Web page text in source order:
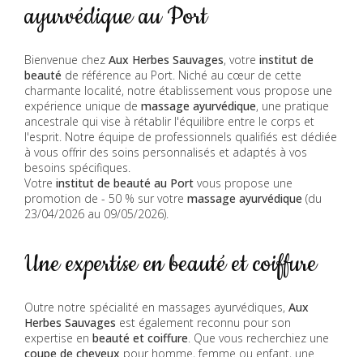
ayurvédique au Port
Bienvenue chez Aux Herbes Sauvages, votre institut de
beauté de référence au Port. Niché au cœur de cette
charmante localité, notre établissement vous propose une
expérience unique de massage ayurvédique, une pratique
ancestrale qui vise à rétablir l'équilibre entre le corps et
l'esprit. Notre équipe de professionnels qualifiés est dédiée
à vous offrir des soins personnalisés et adaptés à vos
besoins spécifiques.
Votre institut de beauté au Port vous propose une
promotion de - 50 % sur votre massage ayurvédique (du
23/04/2026 au 09/05/2026).
Une expertise en beauté et coiffure
Outre notre spécialité en massages ayurvédiques, Aux
Herbes Sauvages est également reconnu pour son
expertise en beauté et coiffure. Que vous recherchiez une
coupe de cheveux pour homme, femme ou enfant, une